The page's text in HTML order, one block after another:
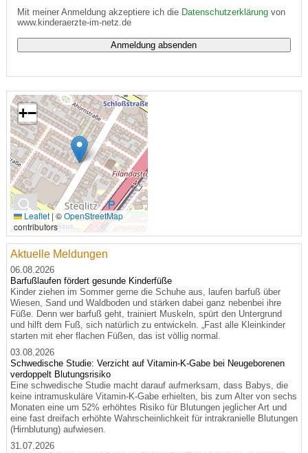
Mit meiner Anmeldung akzeptiere ich die Datenschutzerklärungvon
www.kinderaerzte-im-netz.de
🔍
+−
Leaflet | ©OpenStreetMap
contributors
Aktuelle Meldungen
06.08.2026
Barfußlaufen fördert gesunde Kinderfüße
Kinder ziehen im Sommer gerne die Schuhe aus, laufen barfuß über
Wiesen, Sand und Waldboden und stärken dabei ganz nebenbei ihre
Füße. Denn wer barfuß geht, trainiert Muskeln, spürt den Untergrund
und hilft dem Fuß, sich natürlich zu entwickeln. „Fast alle Kleinkinder
starten mit eher flachen Füßen, das ist völlig normal.
03.08.2026
Schwedische Studie: Verzicht auf Vitamin-K-Gabe bei Neugeborenen
verdoppelt Blutungsrisiko
Eine schwedische Studie macht darauf aufmerksam, dass Babys, die
keine intramuskuläre Vitamin-K-Gabe erhielten, bis zum Alter von sechs
Monaten eine um 52% erhöhtes Risiko für Blutungen jeglicher Art und
eine fast dreifach erhöhte Wahrscheinlichkeit für intrakranielle Blutungen
(Hirnblutung) aufwiesen.
31.07.2026